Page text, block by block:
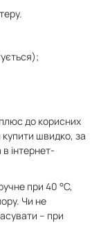
до корисних
швидко, за
інтернет-
при 40 °C,
Чи не
– при